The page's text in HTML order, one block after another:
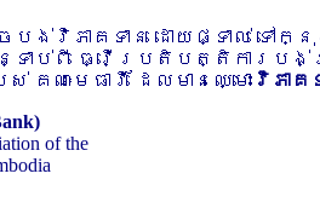
ចបង់វិភាគទាន ដោយផ្ទាល់ ទៅ
ន្ទាប់ពី ធ្វើប្រតិបត្តិការប
គណៈមេធាវី ដែលមានឈ្មោះ វិភាគ
of the